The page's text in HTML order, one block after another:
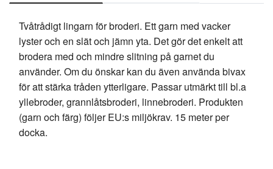
Tvåtrådigt lingarn för broderi. Ett garn med vacker
lyster och en slät och jämn yta. Det gör det enkelt att
brodera med och mindre slitning på garnet du
använder. Om du önskar kan du även använda bivax
för att stärka tråden ytterligare. Passar utmärkt till bl.a
yllebroder, grannlåtsbroderi, linnebroderi. Produkten
(garn och färg) följer EU:s miljökrav. 15 meter per
docka.